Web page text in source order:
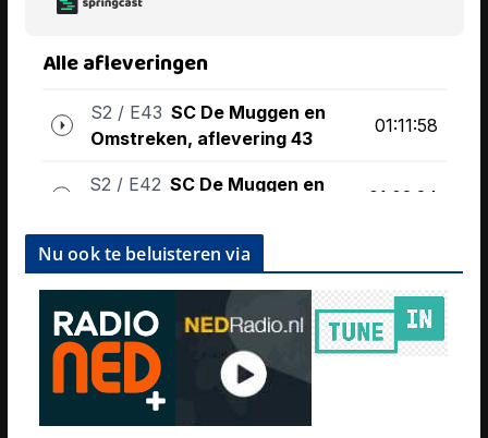
Nu ook te beluisteren via